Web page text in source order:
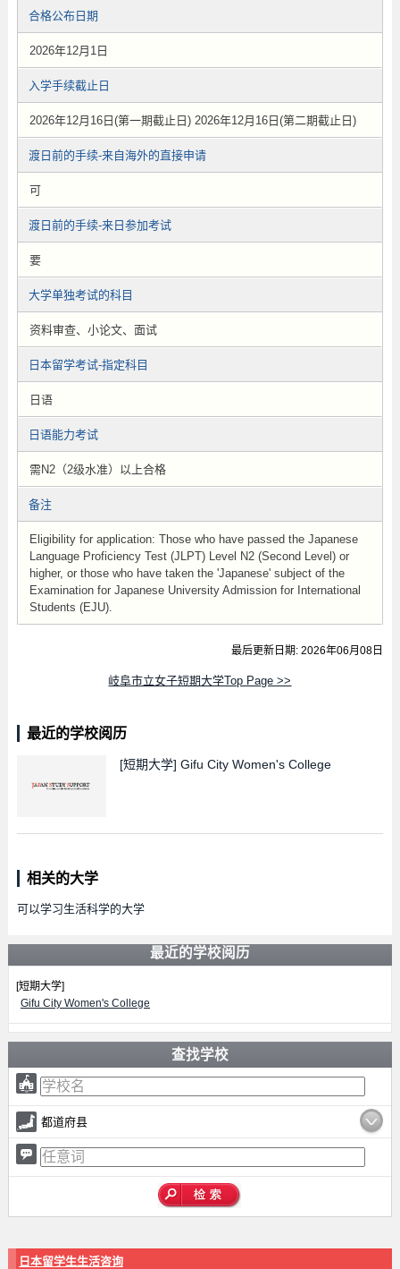
合格公布日期
2026年12月1日
入学手续截止日
2026年12月16日(第一期截止日) 2026年12月16日(第二期截止日)
渡日前的手续-来自海外的直接申请
可
渡日前的手续-来日参加考试
要
大学单独考试的科目
资料审查、小论文、面试
日本留学考试-指定科目
日语
日语能力考试
需N2（2级水准）以上合格
备注
Eligibility for application: Those who have passed the Japanese
Language Proficiency Test (JLPT) Level N2 (Second Level) or
higher, or those who have taken the 'Japanese' subject of the
Examination for Japanese University Admission for International
Students (EJU).
最后更新日期: 2026年06月08日
岐阜市立女子短期大学Top Page >>
最近的学校阅历
[短期大学] Gifu City Women's College
相关的大学
可以学习生活科学的大学
最近的学校阅历
[短期大学]
Gifu City Women's College
查找学校
都道府县
日本留学生生活咨询